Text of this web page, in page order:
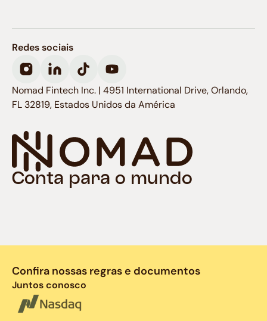
Conta para o mundo
Redes sociais
Nomad Fintech Inc. | 4951 International Drive, Orlando,
FL 32819, Estados Unidos da América
Confira nossas regras e documentos
Juntos conosco